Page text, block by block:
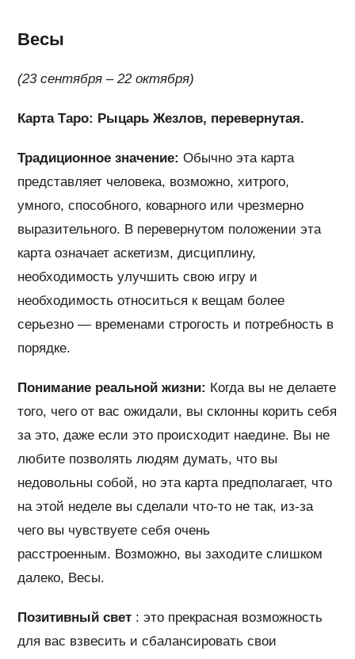
Весы
(23 сентября – 22 октября)
Карта Таро: Рыцарь Жезлов, перевернутая.
Традиционное значение: Обычно эта карта
представляет человека, возможно, хитрого,
умного, способного, коварного или чрезмерно
выразительного. В перевернутом положении эта
карта означает аскетизм, дисциплину,
необходимость улучшить свою игру и
необходимость относиться к вещам более
серьезно — временами строгость и потребность в
порядке.
Понимание реальной жизни: Когда вы не делаете
того, чего от вас ожидали, вы склонны корить себя
за это, даже если это происходит наедине. Вы не
любите позволять людям думать, что вы
недовольны собой, но эта карта предполагает, что
на этой неделе вы сделали что-то не так, из-за
чего вы чувствуете себя очень
расстроенным. Возможно, вы заходите слишком
далеко, Весы.
Позитивный свет : это прекрасная возможность
для вас взвесить и сбалансировать свои